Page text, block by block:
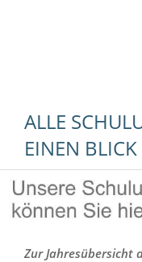
ALLE
EINEN BLICK
Zur Jahresübersicht